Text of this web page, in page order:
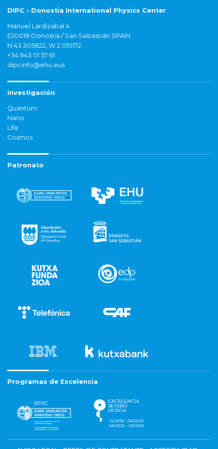
DIPC - Donostia International Physics Center
Manuel Lardizabal 4
E20018 Donostia / San Sebastián SPAIN
N 43.305822, W 2.010172
+34 943 01 57 61
dipcinfo@ehu.eus
Investigación
Quantum
Nano
Life
Cosmos
Patronato
Programas de Excelencia